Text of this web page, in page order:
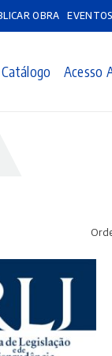
OBRA EVENTOS
Catálogo Acesso